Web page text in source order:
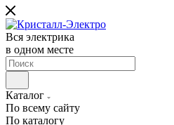
Вся электрика
в одном месте
Каталог
По всему сайту
По каталогу